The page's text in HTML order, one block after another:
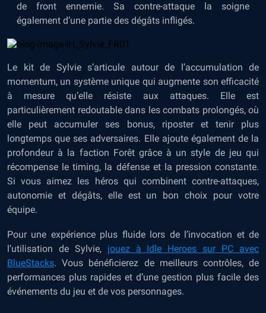
de front ennemie. Sa contre-attaque la soigne
également d’une partie des dégâts infligés.
Le kit de Sylvie s’articule autour de l’accumulation de
momentum, un système unique qui augmente son efficacité
à mesure qu’elle résiste aux attaques. Elle est
particulièrement redoutable dans les combats prolongés, où
elle peut accumuler ses bonus, riposter et tenir plus
longtemps que ses adversaires. Elle ajoute également de la
profondeur à la faction Forêt grâce à un style de jeu qui
récompense le timing, la défense et la pression constante.
Si vous aimez les héros qui combinent contre-attaques,
autonomie et dégâts, elle est un bon choix pour votre
équipe.
Pour une expérience plus fluide lors de l’invocation et de
l’utilisation de Sylvie, jouez à Idle Heroes sur PC avec
BlueStacks. Vous bénéficierez de meilleurs contrôles, de
performances plus rapides et d’une gestion plus facile des
événements du jeu et de vos personnages.